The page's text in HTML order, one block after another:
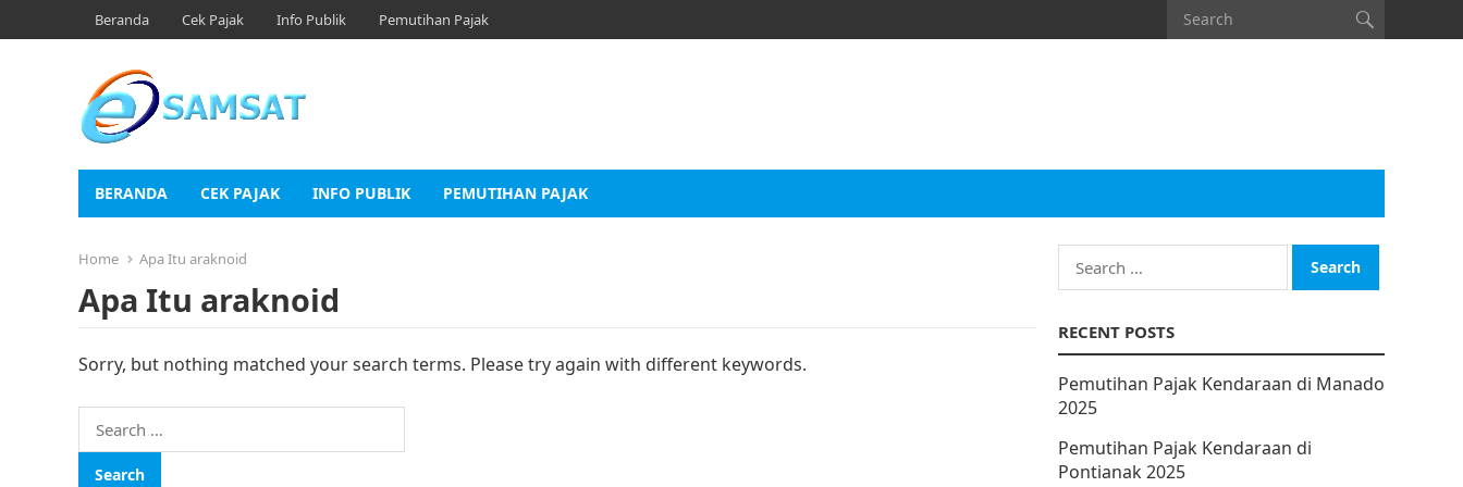
Beranda Cek Pajak Info Publik Pemutihan Pajak
BERANDA CEK PAJAK INFO PUBLIK PEMUTIHAN PAJAK
Home Apa Itu araknoid
Apa Itu araknoid
Sorry, but nothing matched your search terms. Please try again with different keywords.
Search
for:
Search
for:
RECENT POSTS
Pemutihan Pajak Kendaraan di Manado
2025
Pemutihan Pajak Kendaraan di
Pontianak 2025